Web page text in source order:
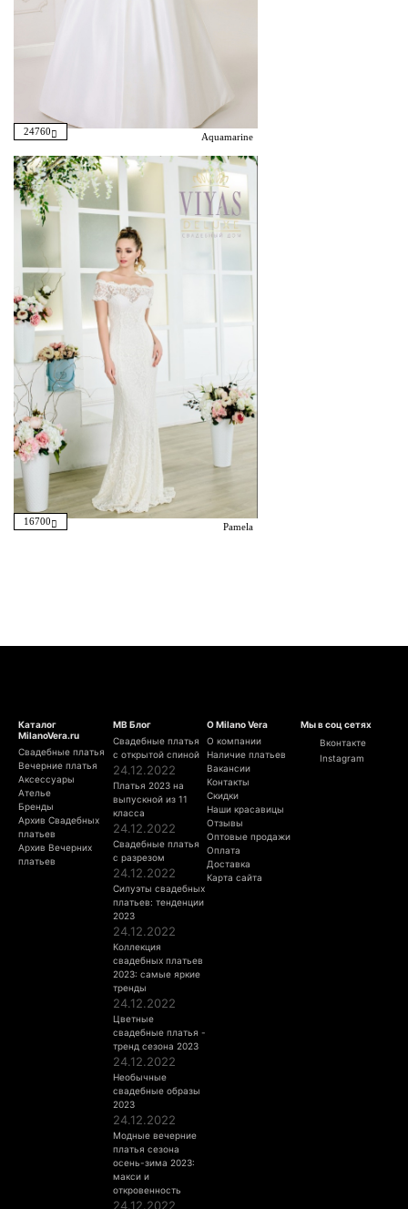
24760 Aquamarine
16700 Pamela
Каталог
MilanoVera.ru
Свадебные платья
Вечерние платья
Аксессуары
Ателье
Бренды
Архив Свадебных
платьев
Архив Вечерних
платьев
МВ Блог
Свадебные платья
с открытой спиной
24.12.2022
Платья 2023 на
выпускной из 11
класса
24.12.2022
Свадебные платья
с разрезом
24.12.2022
Силуэты свадебных
платьев: тенденции
2023
24.12.2022
Коллекция
свадебных платьев
2023: самые яркие
тренды
24.12.2022
Цветные
свадебные платья -
тренд сезона 2023
24.12.2022
Необычные
свадебные образы
2023
24.12.2022
Модные вечерние
платья сезона
осень-зима 2023:
макси и
откровенность
24.12.2022
О Milano Vera
О компании
Наличие платьев
Вакансии
Контакты
Скидки
Наши красавицы
Отзывы
Оптовые продажи
Оплата
Доставка
Карта сайта
Мы в соц сетях
Вконтакте
Instagram